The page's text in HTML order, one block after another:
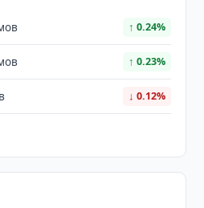
↑ 0.24%
↑ 0.23%
↓ 0.12%